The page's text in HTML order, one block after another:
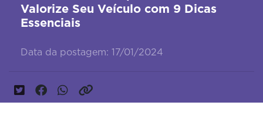
Valorize Seu Veículo com 9 Dicas
Essenciais
Data da postagem: 17/01/2024